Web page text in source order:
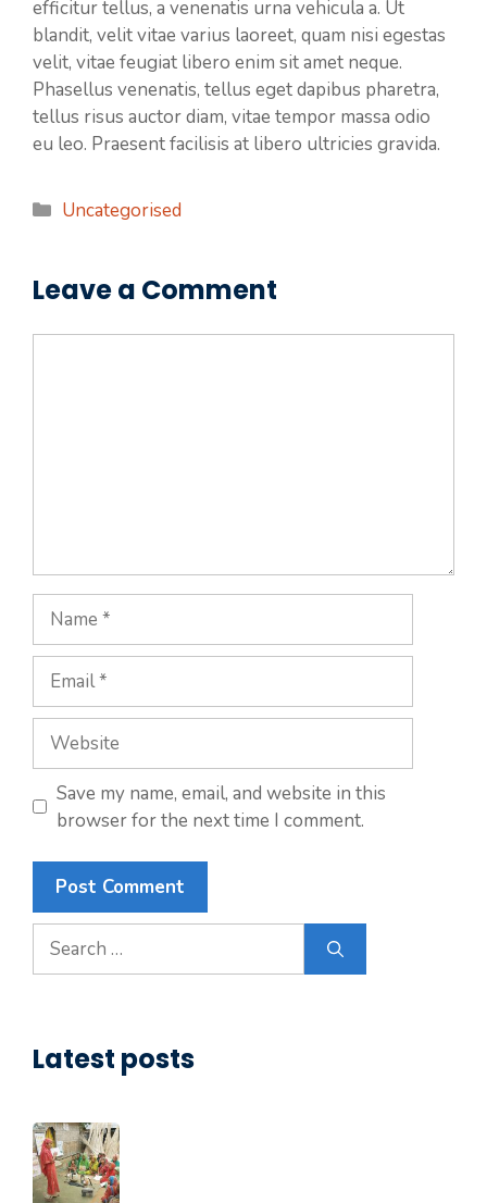
efficitur tellus, a venenatis urna vehicula a. Ut
blandit, velit vitae varius laoreet, quam nisi egestas
velit, vitae feugiat libero enim sit amet neque.
Phasellus venenatis, tellus eget dapibus pharetra,
tellus risus auctor diam, vitae tempor massa odio
eu leo. Praesent facilisis at libero ultricies gravida.
Categories
Uncategorised
Leave a Comment
Name
Email
Website
Save my name, email, and website in this
browser for the next time I comment.
Search
for:
Latest posts